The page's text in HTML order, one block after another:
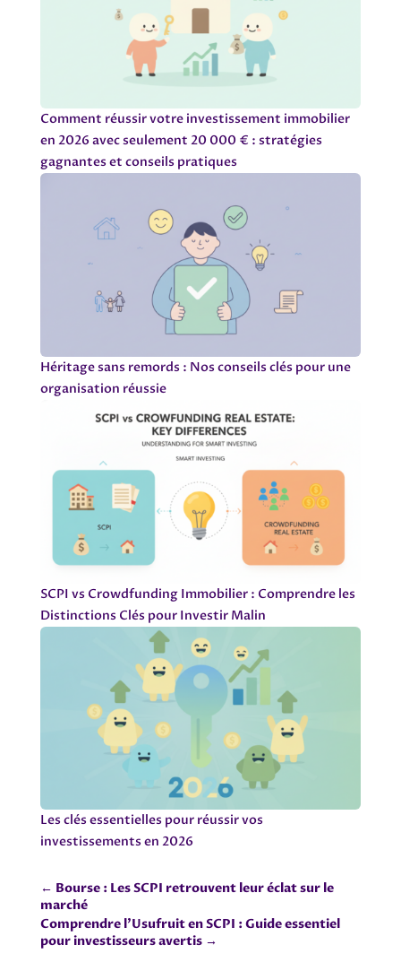
Comment réussir votre investissement immobilier
en 2026 avec seulement 20 000 € : stratégies
gagnantes et conseils pratiques
Héritage sans remords : Nos conseils clés pour une
organisation réussie
SCPI vs Crowdfunding Immobilier : Comprendre les
Distinctions Clés pour Investir Malin
Les clés essentielles pour réussir vos
investissements en 2026
← Bourse : Les SCPI retrouvent leur éclat sur le
marché
Comprendre l'Usufruit en SCPI : Guide essentiel
pour investisseurs avertis→